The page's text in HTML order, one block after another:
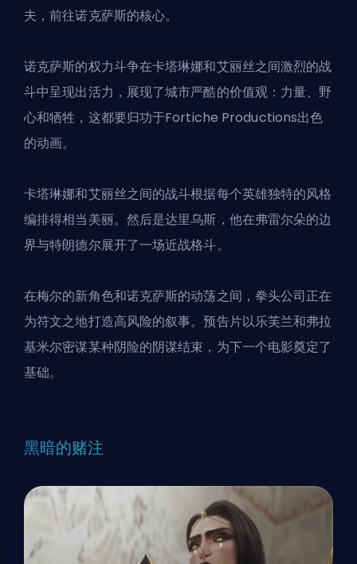
夫，前往诺克萨斯的核心。
诺克萨斯的权力斗争在卡塔琳娜和艾丽丝之间激烈的战
斗中呈现出活力，展现了城市严酷的价值观：力量、野
心和牺牲，这都要归功于Fortiche Productions出色
的动画。
卡塔琳娜和艾丽丝之间的战斗根据每个英雄独特的风格
编排得相当美丽。然后是达里乌斯，他在弗雷尔朵的边
界与特朗德尔展开了一场近战格斗。
在梅尔的新角色和诺克萨斯的动荡之间，拳头公司正在
为符文之地打造高风险的叙事。预告片以乐芙兰和弗拉
基米尔密谋某种阴险的阴谋结束，为下一个电影奠定了
基础。
黑暗的赌注